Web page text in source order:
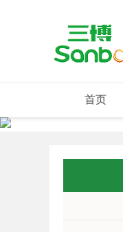
首页